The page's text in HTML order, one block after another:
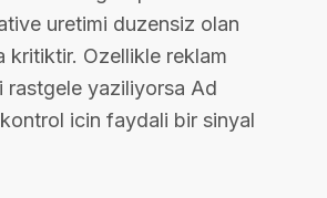
uretimi duzensiz olan
kritiktir. Ozellikle reklam
rastgele yaziliyorsa Ad
icin faydali bir sinyal